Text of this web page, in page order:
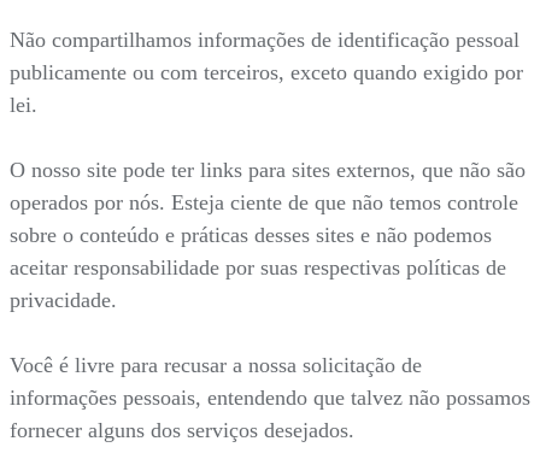
Não compartilhamos informações de identificação pessoal
publicamente ou com terceiros, exceto quando exigido por
lei.
O nosso site pode ter links para sites externos, que não são
operados por nós. Esteja ciente de que não temos controle
sobre o conteúdo e práticas desses sites e não podemos
aceitar responsabilidade por suas respectivas políticas de
privacidade.
Você é livre para recusar a nossa solicitação de
informações pessoais, entendendo que talvez não possamos
fornecer alguns dos serviços desejados.